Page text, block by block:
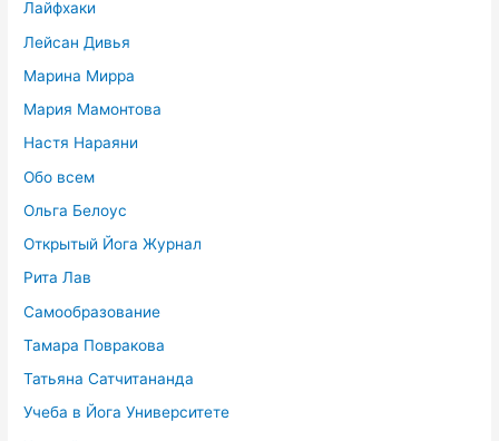
Лайфхаки
Лейсан Дивья
Марина Мирра
Мария Мамонтова
Настя Нараяни
Обо всем
Ольга Белоус
Открытый Йога Журнал
Рита Лав
Самообразование
Тамара Повракова
Татьяна Сатчитананда
Учеба в Йога Университете